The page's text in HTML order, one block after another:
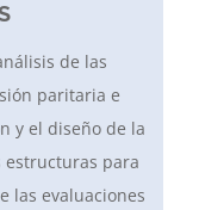
de las
paritaria e
y el diseño de la
estructuras para
las evaluaciones